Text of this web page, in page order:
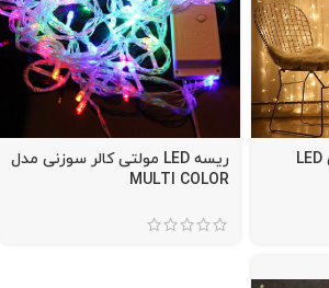
ریسه 10 متری ال ای دی LED
ریسه LED مولتی کالر سوزنی مدل
MULTI COLOR